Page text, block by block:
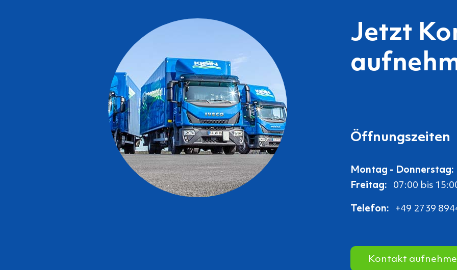
Jetzt
Öffnungszeiten
Montag - Donnerstag:
Freitag: 07:00 bis
Telefon: +49 2739
Kontakt